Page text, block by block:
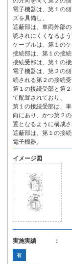
電子機器は、第１の
ズを具備し、
遮蔽部は、車両外部
認されにくくなるよう
ケーブルは、第１のケ
接続部は、第１の接続
接続受部は、第１の接
電子機器は、第２の
続される第２の接続受
第１の接続受部と第
て配置されており、
第１の接続受部は、
向にあり、かつ第２
置となるように構成さ
遮蔽部は、第１の接
電子機器。
イメージ図
実施実績 ：
有